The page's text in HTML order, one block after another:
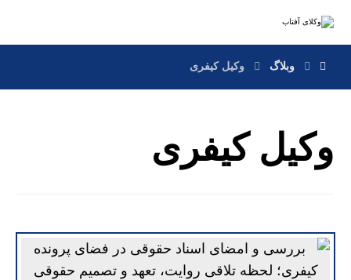
وبلاگ وکیل کیفری
وکیل کیفری